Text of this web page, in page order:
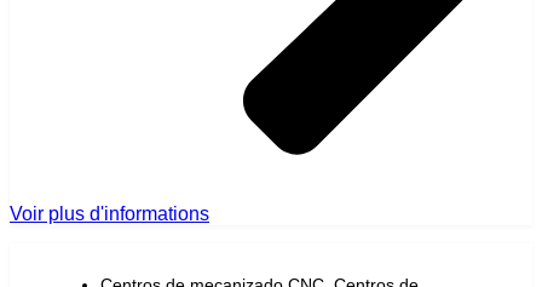
Voir plus d'informations